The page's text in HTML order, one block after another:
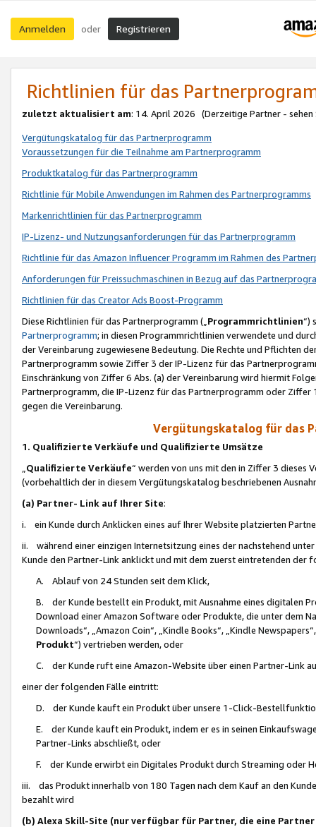
Anmelden oder Registrieren
Richtlinien für das
zuletzt aktualisiert am: 14. April 2026 (Derzeitige Partner - sehen
Vergütungskatalog für das Partnerprogramm
Voraussetzungen für die Teilnahme am Partnerprogramm
Produktkatalog für das Partnerprogramm
Richtlinie für Mobile Anwendungen im Rahmen des Partnerprogramms
Markenrichtlinien für das Partnerprogramm
IP-Lizenz- und Nutzungsanforderungen für das Partnerprogramm
Richtlinie für das Amazon Influencer Programm im Rahmen des
Anforderungen für Preissuchmaschinen in Bezug auf das
Richtlinien für das Creator Ads Boost-Programm
Diese Richtlinien für das Partnerprogramm („Programmrichtlinien“)
Partnerprogramm; in diesen Programmrichtlinien verwendete und
der Vereinbarung zugewiesene Bedeutung. Die Rechte und Pflichten
Partnerprogramm sowie Ziffer 3 der IP-Lizenz für das
Einschränkung von Ziffer 6 Abs. (a) der Vereinbarung wird hiermit
Partnerprogramm, die IP-Lizenz für das Partnerprogramm oder
gegen die Vereinbarung.
Vergütungskatalog für das
1. Qualifizierte Verkäufe und Qualifizierte Umsätze
Qualifizierte Verkäufe“ werden von uns mit den in Ziffer 3
(vorbehaltlich der in diesem Vergütungskatalog beschriebenen
(a) Partner- Link auf Ihrer Site:
i. ein Kunde durch Anklicken eines auf Ihrer Website platzierten
ii. während einer einzigen Internetsitzung eines der nachstehend
Kunde den Partner-Link anklickt und mit dem zuerst eintretenden der
A. Ablauf von 24 Stunden seit dem Klick,
B. der Kunde bestellt ein Produkt, mit Ausnahme eines digitalen
Download einer Amazon Software oder Produkte, die unter dem
Downloads“, „Amazon Coin“, „Kindle Books“, „Kindle
Produkt“) vertrieben werden, oder
C. der Kunde ruft eine Amazon-Website über einen Partner-Link
einer der folgenden Fälle eintritt:
D. der Kunde kauft ein Produkt über unsere 1-Click-
E. der Kunde kauft ein Produkt, indem er es in seinen
Partner-Links abschließt, oder
F. der Kunde erwirbt ein Digitales Produkt durch Streaming oder
iii. das Produkt innerhalb von 180 Tagen nach dem Kauf an den
bezahlt wird
(b) Alexa Skill-Site (nur verfügbar für Partner, die eine